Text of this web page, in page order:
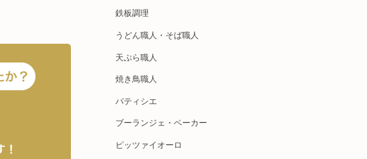
鉄板調理
うどん職人・そば職人
天ぷら職人
焼き鳥職人
パティシエ
ブーランジェ・ベーカー
ピッツァイオーロ